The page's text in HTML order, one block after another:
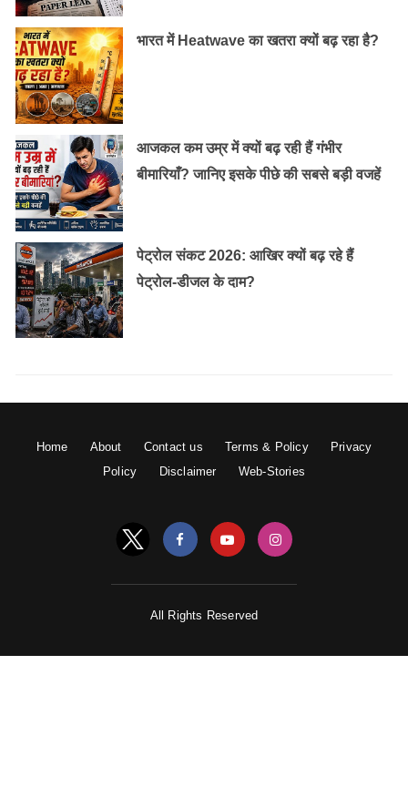
भारत में Heatwave का खतरा क्यों बढ़ रहा है?
आजकल कम उम्र में क्यों बढ़ रही हैं गंभीर
बीमारियाँ? जानिए इसके पीछे की सबसे बड़ी वजहें
पेट्रोल संकट 2026: आखिर क्यों बढ़ रहे हैं
पेट्रोल-डीजल के दाम?
Home About Contact us Terms & Policy
Privacy
Policy
Disclaimer Web-Stories
All Rights Reserved